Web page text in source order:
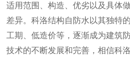
适用范围、构造、优劣以及具体
差异。科洛结构自防水以其独特
工期、低造价等，逐渐成为建筑
技术的不断发展和完善，相信科